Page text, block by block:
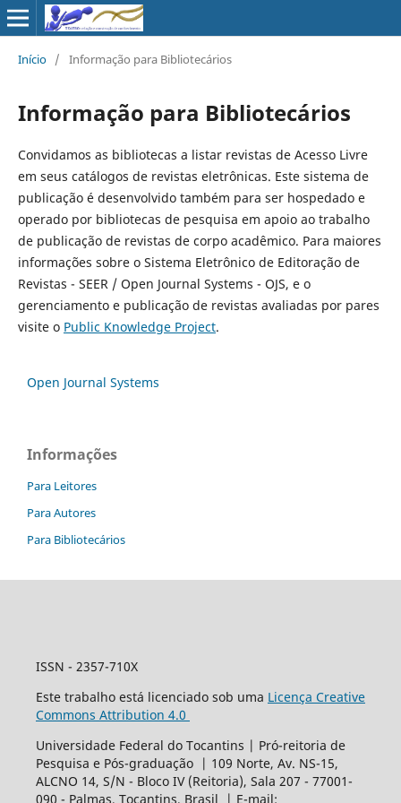
Início / Informação para Bibliotecários
Informação para Bibliotecários
Convidamos as bibliotecas a listar revistas de Acesso Livre
em seus catálogos de revistas eletrônicas. Este sistema de
publicação é desenvolvido também para ser hospedado e
operado por bibliotecas de pesquisa em apoio ao trabalho
de publicação de revistas de corpo acadêmico. Para maiores
informações sobre o Sistema Eletrônico de Editoração de
Revistas - SEER / Open Journal Systems - OJS, e o
gerenciamento e publicação de revistas avaliadas por pares
visite o Public Knowledge Project.
Open Journal Systems
Informações
Para Leitores
Para Autores
Para Bibliotecários
ISSN - 2357-710X
Este trabalho está licenciado sob uma Licença Creative
Commons Attribution 4.0
Universidade Federal do Tocantins | Pró-reitoria de
Pesquisa e Pós-graduação | 109 Norte, Av. NS-15,
ALCNO 14, S/N - Bloco IV (Reitoria), Sala 207 - 77001-
090 - Palmas, Tocantins, Brasil | E-mail: